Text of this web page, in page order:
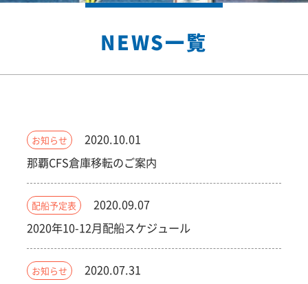
NEWS一覧
お知らせ
2020.10.01
那覇CFS倉庫移転のご案内
配船予定表
2020.09.07
2020年10-12月配船スケジュール
お知らせ
2020.07.31